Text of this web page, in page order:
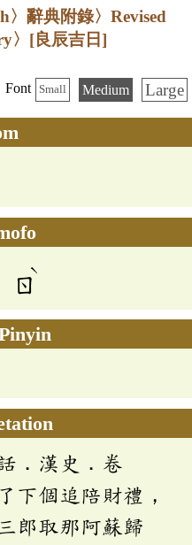
〉辭典附錄〉Revised
〉 [良辰吉日]
Font Small Medium Large
ㄖ
ˋ
．漢史．卷
下個追陪財禮，
郎取那阿蘇歸